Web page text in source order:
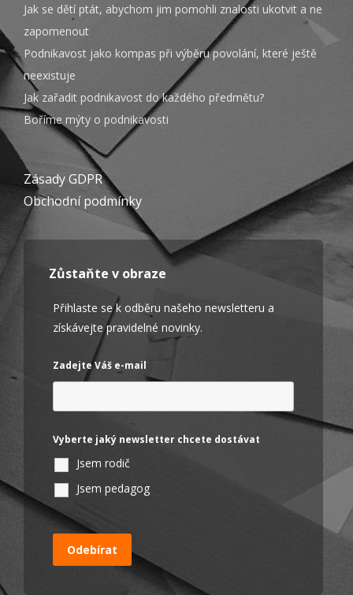
Jak se dětí ptát, abychom jim pomohli znalosti ukotvit a ne
zapomenout
Podnikavost jako kompas při výběru povolání, které ještě
neexistuje
Jak zařadit podnikavost do každého předmětu?
Boříme mýty o podnikavosti
Zásady GDPR
Obchodní podmínky
Zůstaňte v obraze
Přihlaste se k odběru našeho newsletteru a
získávejte pravidelné novinky.
Zadejte Váš e-mail
Vyberte jaký newsletter chcete dostávat
Jsem rodič
Jsem pedagog